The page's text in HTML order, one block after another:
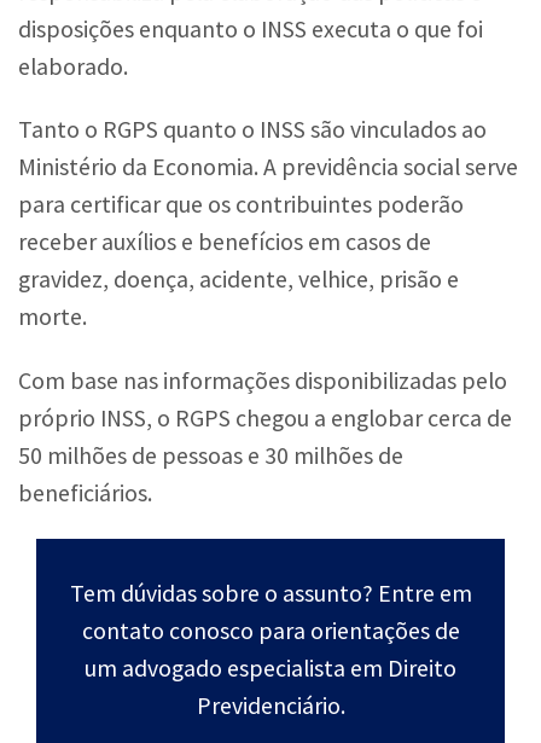
disposições enquanto o INSS executa o que foi
elaborado.
Tanto o RGPS quanto o INSS são vinculados ao
Ministério da Economia. A previdência social serve
para certificar que os contribuintes poderão
receber auxílios e benefícios em casos de
gravidez, doença, acidente, velhice, prisão e
morte.
Com base nas informações disponibilizadas pelo
próprio INSS, o RGPS chegou a englobar cerca de
50 milhões de pessoas e 30 milhões de
beneficiários.
Tem dúvidas sobre o assunto? Entre em
contato conosco para orientações de
um advogado especialista em Direito
Previdenciário.